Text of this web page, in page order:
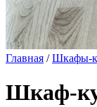
Главная /Шкафы-
Шкаф-